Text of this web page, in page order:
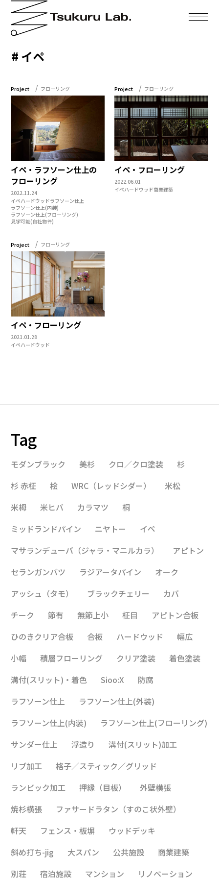
イペ
Project フローリング
イペ・ラフソーン仕上の
フローリング
2022.11.24
イペハードウッドラフソーン仕上
ラフソーン仕上(内装)
ラフソーン仕上(フローリング)
見学可能(自社物件)
Project フローリング
イペ・フローリング
2022.06.01
イペハードウッド商業建築
Project フローリング
イペ・フローリング
2021.01.28
イペハードウッド
Tag
モダンブラック 美杉 クロ／クロ塗装
杉
杉 赤柾
桧 WRC（レッドシダー）
米松
米栂
米ヒバ カラマツ
桐
ミッドランドパイン
ニヤトー
イペ
マサランデューバ（ジャラ・マニルカラ）
アピトン
セランガンバツ
ラジアータパイン
オーク
アッシュ（タモ）
ブラックチェリー
カバ
チーク
節有 無節上小 柾目
アピトン合板
ひのきクリア合板
合板 ハードウッド
幅広
小幅
積層フローリング クリア塗装
着色塗装
溝付(スリット)・着色
Sioo:X
防腐
ラフソーン仕上
ラフソーン仕上(外装)
ラフソーン仕上(内装)
ラフソーン仕上(フローリング)
サンダー仕上
浮造り
溝付(スリット)加工
リブ加工
格子／スティック／グリッド
ランビック加工
押縁（目板）
外壁横張
焼杉横張
ファサードラタン（すのこ状外壁）
軒天
フェンス・板塀
ウッドデッキ
斜め打ち-jig
大スパン 公共施設
商業建築
別荘
宿泊施設 マンション リノベーション